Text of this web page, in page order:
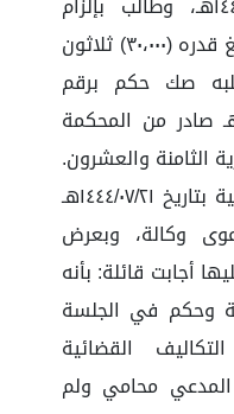
المدعى عليها بالتعويض بمبلغ قدره (٣٠،٠٠٠) ثلاثون
صك حكم برقم
بتاريخ ١٤٤٤/٠٢/١٨هـ صادر من المحكمة
الثامنة والعشرون.
وقد عقدت الدائرة جلسة مرئية بتاريخ ١٤٤٤/٠٧/٢١هـ
وكالة، وبعرض
أجابت قائلة: بأنه
وحكم في الجلسة
القضائية
المدعي محامي ولم